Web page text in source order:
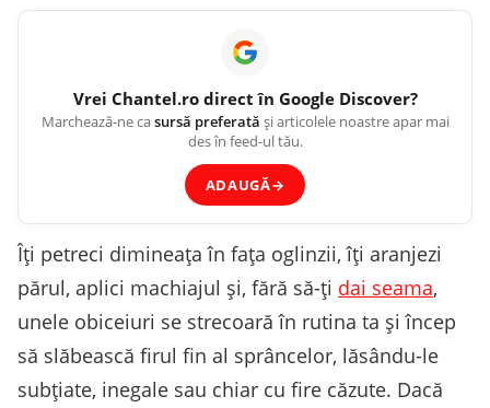
Vrei Chantel.rodirect în Google Discover?
Marchează-ne casursă preferată și articolele noastre apar mai
des în feed-ul tău.
ADAUGĂ→
Îți petreci dimineața în fața oglinzii, îți aranjezi
părul, aplici machiajul și, fără să-ți dai seama,
unele obiceiuri se strecoară în rutina ta și încep
să slăbească firul fin al sprâncelor, lăsându-le
subțiate, inegale sau chiar cu fire căzute. Dacă